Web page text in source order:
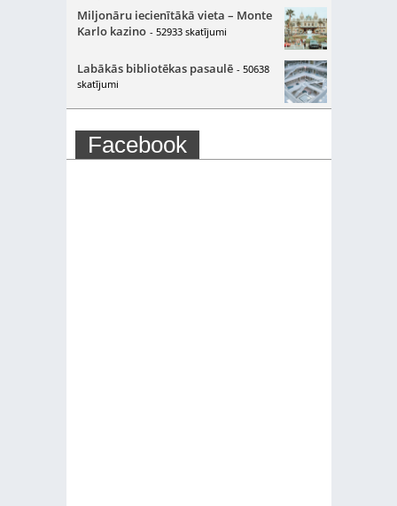
Miljonāru iecienītākā vieta – Monte
Karlo kazino - 52933 skatījumi
Labākās bibliotēkas pasaulē - 50638
skatījumi
Facebook